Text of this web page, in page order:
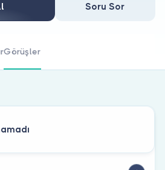
musunuz?
Soru Sor
Görüşler